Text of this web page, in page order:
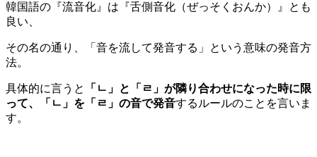
韓国語の『流音化』は『舌側音化（ぜっそくおんか）』とも
良い、
その名の通り、「音を流して発音する」という意味の発音方
法。
具体的に言うと
「ㄴ」と「ㄹ」が隣り合わせになった時に限
って、「ㄴ」を「ㄹ」の音で発音するルールのことを言いま
す。